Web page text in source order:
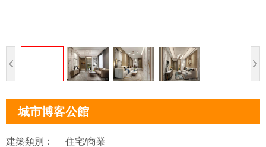
城市博客公館
建築類別： 住宅/商業